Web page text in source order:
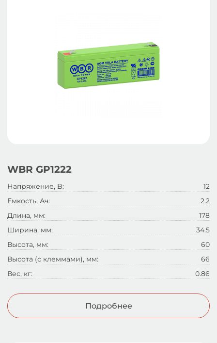
WBR GP1222
Напряжение, B:
12
Емкость, Ач:
2.2
Длина, мм:
178
Ширина, мм:
34.5
Высота, мм:
60
Высота (с клеммами), мм:
66
Вес, кг:
0.86
Подробнее